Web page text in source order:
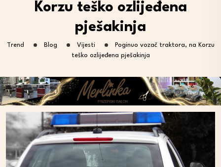
Korzu teško ozlijeđena
pješakinja
Trend Blog Vijesti
Poginuo vozač traktora, na Korzu
teško ozlijeđena pješakinja